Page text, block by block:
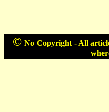
© No Copyright - All